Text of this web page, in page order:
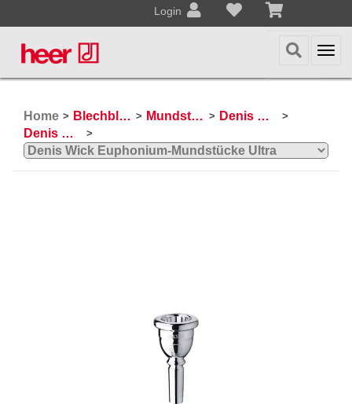
Login
Home > Blechblasinstrumente > Mundstücke > Denis Wick Mundstücke >
Denis Wick Ultra Serie >